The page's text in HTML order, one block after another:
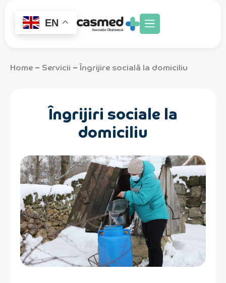
EN
Home – Servicii –Îngrijire socială la domiciliu
Îngrijiri sociale la
domiciliu